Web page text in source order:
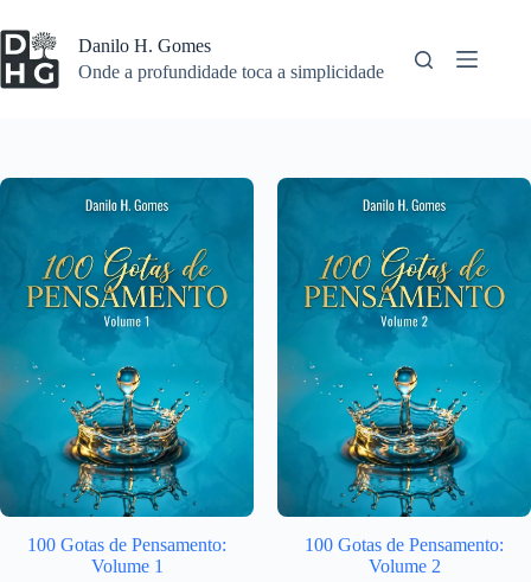
para
o
conteúdo
Danilo H. Gomes
Onde a profundidade toca a simplicidade
100 Gotas de Pensamento:
Volume 1
100 Gotas de Pensamento:
Volume 2